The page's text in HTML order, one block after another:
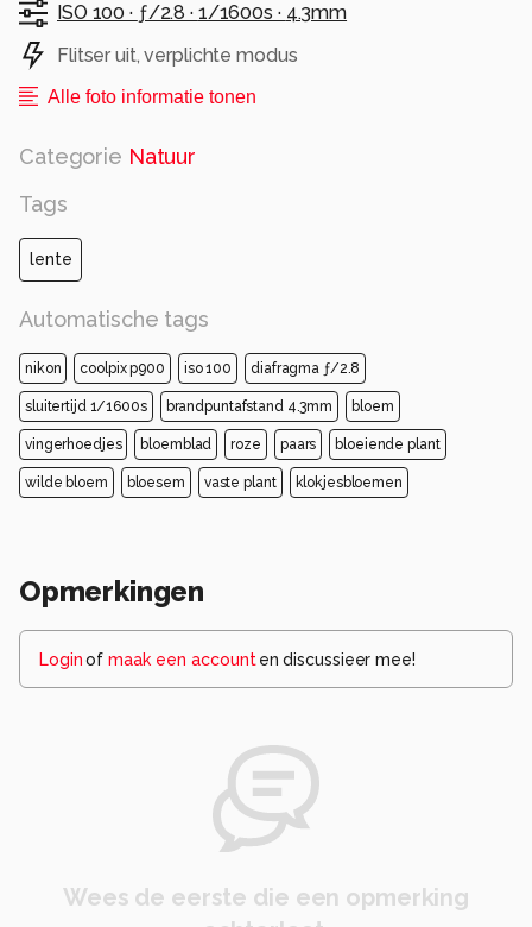
ISO 100 · ƒ/2.8 · 1/1600s · 4.3mm
Flitser uit, verplichte modus
Alle foto informatie tonen
Categorie Natuur
Tags
lente
Automatische tags
nikon coolpix p900 iso 100 diafragma ƒ/2.8
sluitertijd 1/1600s brandpuntafstand 4.3mm bloem
vingerhoedjes bloemblad roze paars bloeiende plant
wilde bloem bloesem vaste plant klokjesbloemen
Opmerkingen
Loginof maak een account en discussieer mee!
Wees de eerste die een opmerking